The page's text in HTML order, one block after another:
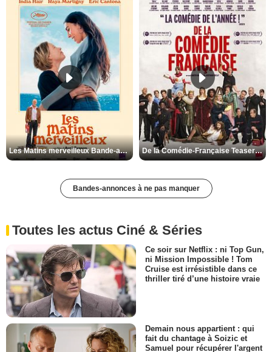
Les Matins merveilleux Bande-annonce VF De la Comédie-Française Teaser VF
Bandes-annonces à ne pas manquer
Toutes les actus Ciné & Séries
Ce soir sur Netflix : ni Top Gun,
ni Mission Impossible ! Tom
Cruise est irrésistible dans ce
thriller tiré d’une histoire vraie
Demain nous appartient : qui
fait du chantage à Soizic et
Samuel pour récupérer l'argent